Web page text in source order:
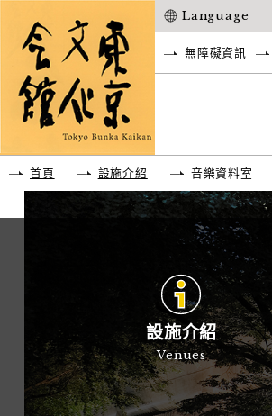
Language
無障礙資訊
首頁 設施介紹 音樂資料室
設施介紹
Venues